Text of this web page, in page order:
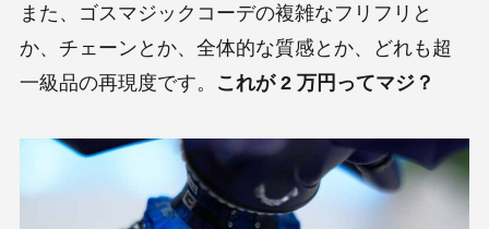
また、ゴスマジックコーデの複雑なフリフリと
か、チェーンとか、全体的な質感とか、どれも超
一級品の再現度です。
これが 2 万円ってマジ？